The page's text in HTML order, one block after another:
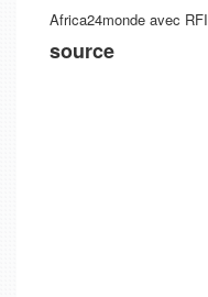
Africa24monde avec RFI
source